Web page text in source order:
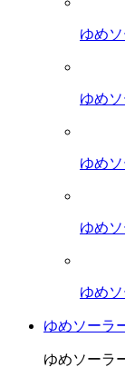
ゆめ
ゆめ
ゆめ
ゆめ
ゆめ
ゆめソーラ
ゆめソーラ